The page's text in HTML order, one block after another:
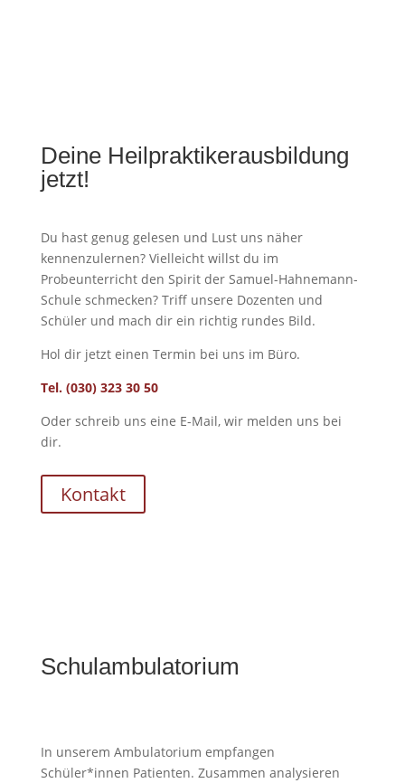
Deine Heilpraktikerausbildung
jetzt!
Du hast genug gelesen und Lust uns näher
kennenzulernen? Vielleicht willst du im
Probeunterricht den Spirit der Samuel-Hahnemann-
Schule schmecken? Triff unsere Dozenten und
Schüler und mach dir ein richtig rundes Bild.
Hol dir jetzt einen Termin bei uns im Büro.
Tel. (030) 323 30 50
Oder schreib uns eine E-Mail, wir melden uns bei
dir.
Kontakt
Schulambulatorium
In unserem Ambulatorium empfangen
Schüler*innen Patienten. Zusammen analysieren